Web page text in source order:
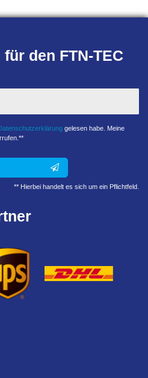
den FTN-TEC
gelesen habe. Meine
** Hierbei handelt es sich um ein Pflichtfeld.